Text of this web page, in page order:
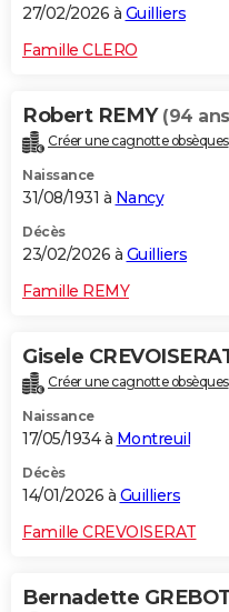
27/02/2026 à Guilliers
Famille CLERO
Robert REMY (94
Créer une cagnotte obsèques
Naissance
31/08/1931 à Nancy
Décès
23/02/2026 à Guilliers
Famille REMY
Gisele
Créer une cagnotte obsèques
Naissance
17/05/1934 à Montreuil
Décès
14/01/2026 à Guilliers
Famille CREVOISERAT
Bernadette